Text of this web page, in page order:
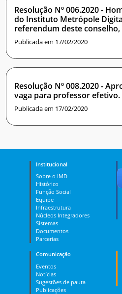
Resolução Nº 006.2020 -
do Instituto Metrópole
referendum deste
processo de seleção para
IMD.
Publicada em 17/02/2020
Resolução Nº 008.2020 -
vaga para professor efetivo.
Publicada em 17/02/2020
Institucional
Sobre o IMD
Histórico
Função Social
Equipe
Infraestrutura
Núcleos Integradores
Sistemas
Documentos
Parcerias
Comunicação
Eventos
Notícias
Sugestões de pauta
Publicações